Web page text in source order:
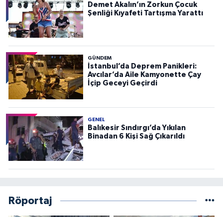
Demet Akalın’ın Zorkun Çocuk
Şenliği Kıyafeti Tartışma Yarattı
GÜNDEM
İstanbul’da Deprem Panikleri:
Avcılar’da Aile Kamyonette Çay
İçip Geceyi Geçirdi
GENEL
Balıkesir Sındırgı’da Yıkılan
Binadan 6 Kişi Sağ Çıkarıldı
Röportaj